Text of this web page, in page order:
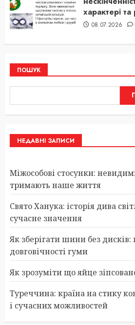
характері та
08.07.2026
ПОШУК
НЕДАВНІ ЗАПИСИ
Міжособові стосунки:
тримають наше життя
Свято Ханука: історія дива
сучасне значення
Як зберігати шини без
довговічності гуми
Як зрозуміти що яйце
Туреччина: країна на стику
і сучасних можливостей